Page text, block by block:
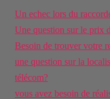
Un echec lors du
Une question sur le prix
Besoin de trouver votre
une question sur la
télécom?
vous avez besoin de